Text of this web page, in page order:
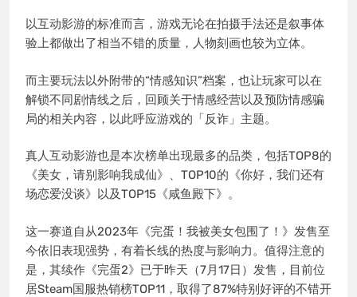
以互动影游的标准而言，游戏无论在拍摄手法还是叙事体
验上都做出了相当不错的质量，人物刻画也较为立体。
而主要玩法以外附带的“情感知识”档案，也让玩家可以在
解锁不同剧情线之后，回顾关于情感经营以及预防情感骗
局的相关内容，以此呼应游戏的「反诈」主题。
真人互动影游也是本次榜单出现最多的品类，包括TOP8的
《美女，请别影响我成仙》、TOP10的《你好，我们还有
场恋爱没谈》以及TOP15《咸鱼殿下》。
这一赛道自从2023年《完蛋！我被美女包围了！》发售至
今依旧表现强势，有着长线的热度与影响力。值得注意的
是，其续作《完蛋2》已于昨天（7月17日）发售，目前位
居Steam国服热销榜TOP11，取得了87%特别好评的不错开